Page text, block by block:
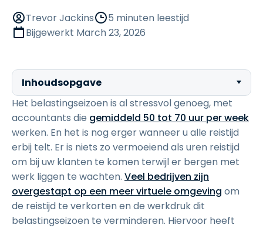
Trevor Jackins
5 minuten leestijd
Bijgewerkt March 23, 2026
Inhoudsopgave
Het belastingseizoen is al stressvol genoeg, met
accountants die gemiddeld 50 tot 70 uur per week
werken. En het is nog erger wanneer u alle reistijd
erbij telt. Er is niets zo vermoeiend als uren reistijd
om bij uw klanten te komen terwijl er bergen met
werk liggen te wachten. Veel bedrijven zijn
overgestapt op een meer virtuele omgeving om
de reistijd te verkorten en de werkdruk dit
belastingseizoen te verminderen. Hiervoor heeft